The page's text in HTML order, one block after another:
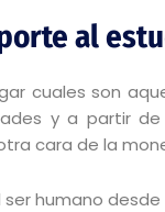
al
cuales son
y a partir
cara de la
humano